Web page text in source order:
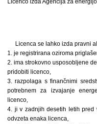
Licenco izda Agencija za
Licenca se lahko izda pravni
1. je registrirana oziroma
2. ima strokovno usposobljene
pridobiti licenco,
3. razpolaga s finančnimi
potrebnem za izvajanje
licenco,
4. ji v zadnjih desetih letih
odvzeta enaka licenca,